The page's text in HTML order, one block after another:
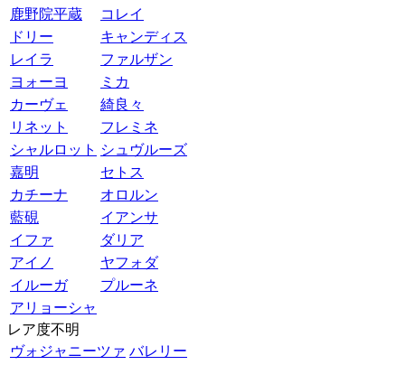
鹿野院平蔵
コレイ
ドリー
キャンディス
レイラ
ファルザン
ヨォーヨ
ミカ
カーヴェ
綺良々
リネット
フレミネ
シャルロット シュヴルーズ
嘉明
セトス
カチーナ
オロルン
藍硯
イアンサ
イファ
ダリア
アイノ
ヤフォダ
イルーガ
プルーネ
アリョーシャ
レア度不明
ヴォジャニーツァ バレリー